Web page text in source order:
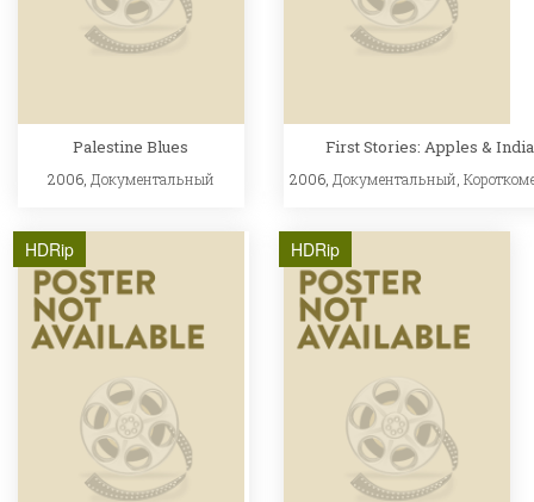
Palestine Blues
2006, Документальный
First Stories: Apples &
2006, Документальный ,
HDRip HDRip